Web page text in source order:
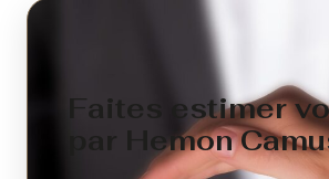
Faites estimer
par Hemon